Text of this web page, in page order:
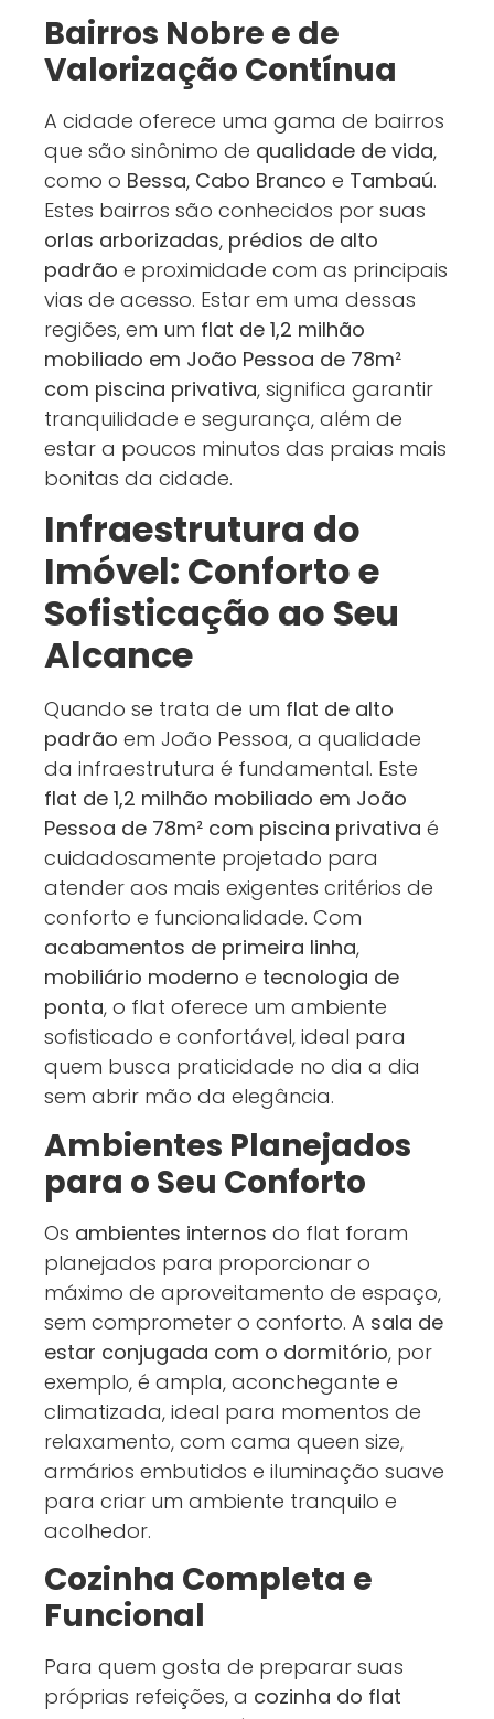
Bairros Nobre e de
Valorização Contínua
A cidade oferece uma gama de bairros
que são sinônimo de qualidade de vida,
como o Bessa, Cabo Branco e Tambaú.
Estes bairros são conhecidos por suas
orlas arborizadas, prédios de alto
padrão e proximidade com as principais
vias de acesso. Estar em uma dessas
regiões, em um flat de 1,2 milhão
mobiliado em João Pessoa de 78m²
com piscina privativa, significa garantir
tranquilidade e segurança, além de
estar a poucos minutos das praias mais
bonitas da cidade.
Infraestrutura do
Imóvel: Conforto e
Sofisticação ao Seu
Alcance
Quando se trata de um flat de alto
padrão em João Pessoa, a qualidade
da infraestrutura é fundamental. Este
flat de 1,2 milhão mobiliado em João
Pessoa de 78m² com piscina privativa é
cuidadosamente projetado para
atender aos mais exigentes critérios de
conforto e funcionalidade. Com
acabamentos de primeira linha,
mobiliário moderno e tecnologia de
ponta, o flat oferece um ambiente
sofisticado e confortável, ideal para
quem busca praticidade no dia a dia
sem abrir mão da elegância.
Ambientes Planejados
para o Seu Conforto
Os ambientes internos do flat foram
planejados para proporcionar o
máximo de aproveitamento de espaço,
sem comprometer o conforto. A sala de
estar conjugada com o dormitório, por
exemplo, é ampla, aconchegante e
climatizada, ideal para momentos de
relaxamento, com cama queen size,
armários embutidos e iluminação suave
para criar um ambiente tranquilo e
acolhedor.
Cozinha Completa e
Funcional
Para quem gosta de preparar suas
próprias refeições, a cozinha do flat